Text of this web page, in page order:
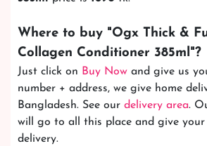
Where to buy "Ogx Thick &
Collagen Conditioner 385ml "?
Just click on Buy Now and give us
number + address, we give home
Bangladesh. See our delivery area.
will go to all this place and give your
delivery.